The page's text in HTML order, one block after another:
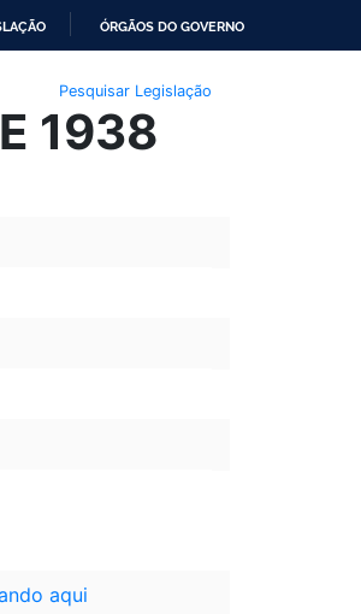
ÓRGÃOS DO GOVERNO
Pesquisar Legislação
1938
aqui